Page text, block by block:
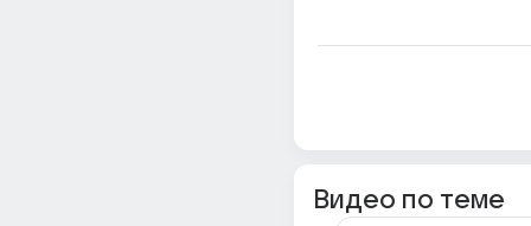
Видео по теме